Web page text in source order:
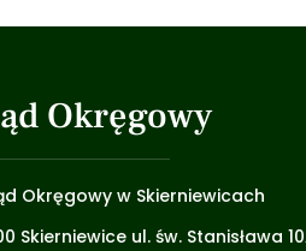
Okręgowy
Okręgowy w Skierniewicach
Skierniewice ul. św. Stanisława